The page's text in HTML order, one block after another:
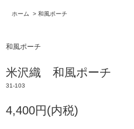
ホーム > 和風ポーチ
和風ポーチ
米沢織 和風ポーチ
31-103
4,400円(内税)